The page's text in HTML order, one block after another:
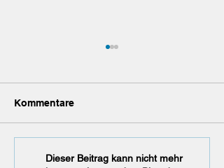
Nachruf
Kommentare
Dieser Beitrag kann nicht mehr